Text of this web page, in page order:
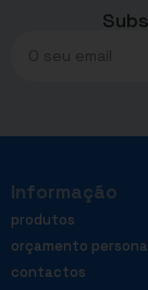
Informação
produtos
orçamento
contactos